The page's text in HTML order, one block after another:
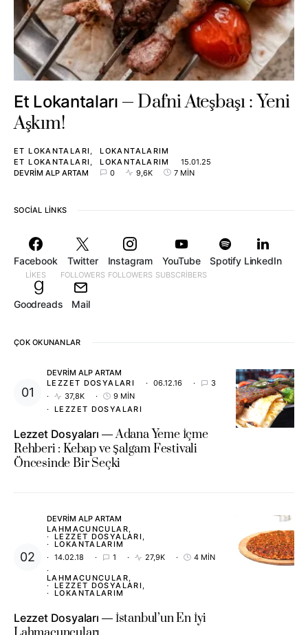
Et Lokantaları
Dafni Ateşbaşı : Yeni
Aşkım!
ET LOKANTALARI
LOKANTALARIM
ET LOKANTALARI
LOKANTALARIM
15.01.25
DEVRIM ALP ARTAM
0 9,6K 7 MIN
SOCIAL LINKS
Facebook
LIKES
Twitter
FOLLOWERS
Instagram
FOLLOWERS
YouTube
SUBSCRIBERS
Spotify LinkedIn
Goodreads Mail
ÇOK OKUNANLAR
DEVRIM ALP ARTAM
LEZZET DOSYALARI
06.12.16
3
37,8K
9 MIN
LEZZET DOSYALARI
Lezzet Dosyaları
Adana Yeme İçme
Rehberi : Kebap ve Şalgam Festivali
Öncesinde Bir Seçki
DEVRIM ALP ARTAM
LAHMACUNCULAR
LEZZET DOSYALARI
LOKANTALARIM
14.02.18
1 27,9K 4 MIN
LAHMACUNCULAR
LEZZET DOSYALARI
LOKANTALARIM
Lezzet Dosyaları
İstanbul’un En İyi